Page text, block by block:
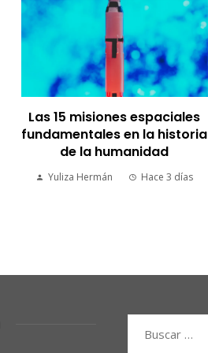
Las 15 misiones espaciales
fundamentales en la historia
de la humanidad
Yuliza Hermán Hace 3 días